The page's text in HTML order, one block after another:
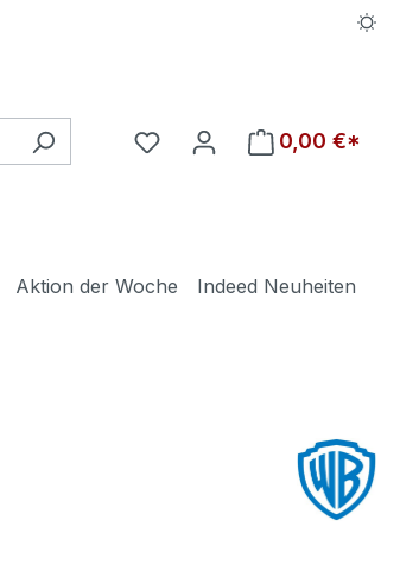
Du hast 0 Produkte auf
0,00 €*
Aktion der Woche
Indeed Neuheiten